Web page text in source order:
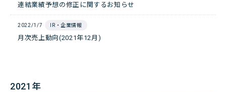
連結業績予想の修正に関するお知らせ
2022/1/7 IR・企業情報
月次売上動向(2021年12月)
2021年